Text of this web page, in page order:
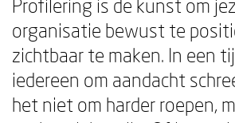
Profilering is de kunst om
organisatie bewust te
zichtbaar te maken. In een
iedereen om aandacht
het niet om harder roepen,